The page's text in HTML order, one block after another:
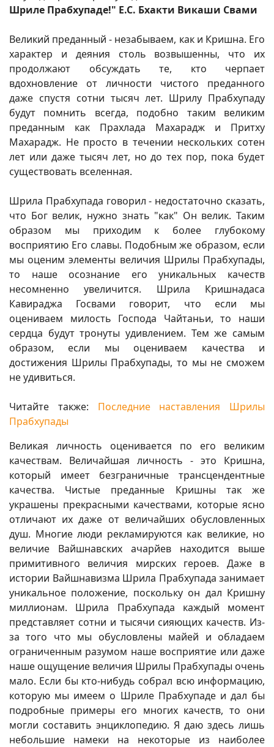
Шриле Прабхупаде!" Е.С. Бхакти Викаши Свами
Великий преданный - незабываем, как и Кришна. Его
характер и деяния столь возвышенны, что их
продолжают обсуждать те, кто черпает
вдохновление от личности чистого преданного
даже спустя сотни тысяч лет. Шрилу Прабхупаду
будут помнить всегда, подобно таким великим
преданным как Прахлада Махарадж и Притху
Махарадж. Не просто в течении нескольких сотен
лет или даже тысяч лет, но до тех пор, пока будет
существовать вселенная.
Шрила Прабхупада говорил - недостаточно сказать,
что Бог велик, нужно знать "как" Он велик. Таким
образом мы приходим к более глубокому
восприятию Его славы. Подобным же образом, если
мы оценим элементы величия Шрилы Прабхупады,
то наше осознание его уникальных качеств
несомненно увеличится. Шрила Кришнадаса
Кавираджа Госвами говорит, что если мы
оцениваем милость Господа Чайтаньи, то наши
сердца будут тронуты удивлением. Тем же самым
образом, если мы оцениваем качества и
достижения Шрилы Прабхупады, то мы не сможем
не удивиться.
Читайте также: Последние наставления Шрилы
Прабхупады
Великая личность оценивается по его великим
качествам. Величайшая личность - это Кришна,
который имеет безграничные трансцендентные
качества. Чистые преданные Кришны так же
украшены прекрасными качествами, которые ясно
отличают их даже от величайших обусловленных
душ. Многие люди рекламируются как великие, но
величие Вайшнавских ачарйев находится выше
примитивного величия мирских героев. Даже в
истории Вайшнавизма Шрила Прабхупада занимает
уникальное положение, поскольку он дал Кришну
миллионам. Шрила Прабхупада каждый момент
представляет сотни и тысячи сияющих качеств. Из-
за того что мы обусловлены майей и обладаем
ограниченным разумом наше восприятие или даже
наше ощущение величия Шрилы Прабхупады очень
мало. Если бы кто-нибудь собрал всю информацию,
которую мы имеем о Шриле Прабхупаде и дал бы
подробные примеры его многих качеств, то они
могли составить энциклопедию. Я даю здесь лишь
небольшие намеки на некоторые из наиболее